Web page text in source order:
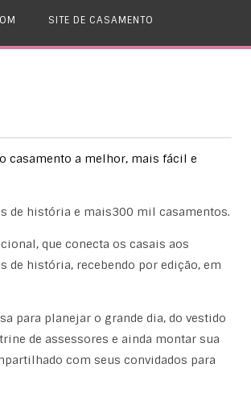
SITE DE CASAMENTO
casamento a melhor, mais fácil e
de história e mais300 mil casamentos.
que conecta os casais aos
de história, recebendo por edição, em
para planejar o grande dia, do vestido
de assessores e ainda montar sua
com seus convidados para